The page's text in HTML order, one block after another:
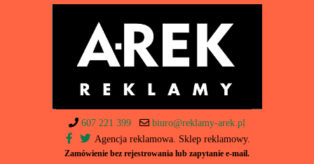
607 221 399
biuro@reklamy-arek.pl
Agencja reklamowa. Sklep reklamowy.
Zamówienie bez rejestrowania lub zapytanie e-mail.